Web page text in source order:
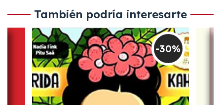
También podría interesarte
-30%